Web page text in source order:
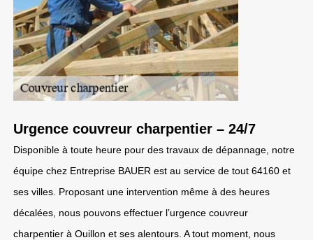
Urgence couvreur charpentier – 24/7
Disponible à toute heure pour des travaux de dépannage, notre
équipe chez Entreprise BAUER est au service de tout 64160 et
ses villes. Proposant une intervention même à des heures
décalées, nous pouvons effectuer l’urgence couvreur
charpentier à Ouillon et ses alentours. A tout moment, nous